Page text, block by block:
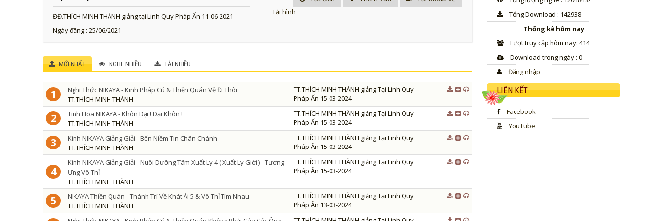
decrease
ĐĐ.THÍCH MINH THÀNH giảng tại Linh Quy Pháp Ấn 11-06-2021
Ngày đăng : 25/06/2021
Tải hình
MỚI NHẤT NGHE NHIỀU TẢI NHIỀU
1
Nghi Thức NIKAYA - Kinh Pháp Cú & Thiền Quán Về Đi Thôi
TT.THÍCH MINH THÀNH
TT.THÍCH MINH THÀNH giảng Tại Linh Quy
Pháp Ấn 15-03-2024
2
Tinh Hoa NIKAYA - Khôn Dại ! Dại Khôn !
TT.THÍCH MINH THÀNH
TT.THÍCH MINH THÀNH giảng Tại Linh Quy
Pháp Ấn 15-03-2024
3
Kinh NIKAYA Giảng Giải - Bốn Niềm Tin Chân Chánh
TT.THÍCH MINH THÀNH
TT.THÍCH MINH THÀNH giảng Tại Linh Quy
Pháp Ấn 15-03-2024
4
Kinh NIKAYA Giảng Giải - Nuôi Dưỡng Tâm Xuất Ly 4 ( Xuất Ly Giới ) - Tương
Ưng Vô Thỉ
TT.THÍCH MINH THÀNH
TT.THÍCH MINH THÀNH giảng Tại Linh Quy
Pháp Ấn 15-03-2024
5
NIKAYA Thiền Quán - Thánh Trí Về Khát Ái 5 & Vô Thỉ Tìm Nhau
TT.THÍCH MINH THÀNH
TT.THÍCH MINH THÀNH giảng Tại Linh Quy
Pháp Ấn 13-03-2024
Tổng Download : 142938
Thống kê hôm nay
Lượt truy cập hôm nay: 414
Download trong ngày : 0
Đăng nhập
LIÊN KẾT
Facebook
YouTube